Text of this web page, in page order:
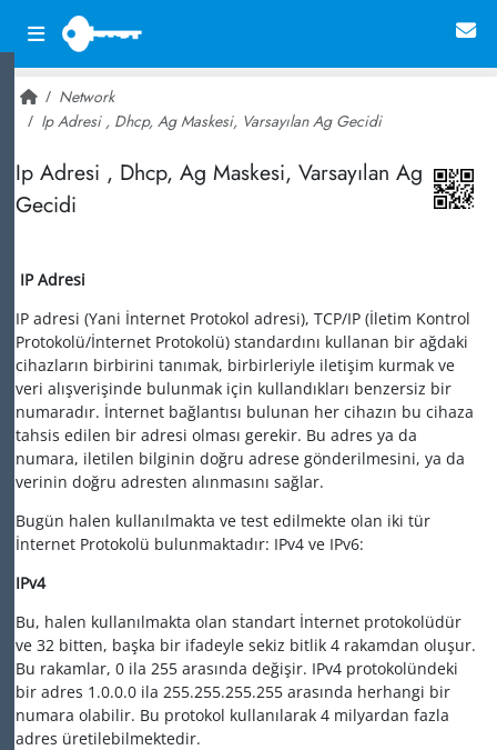
Network
Ip Adresi , Dhcp, Ag Maskesi, Varsayılan Ag Gecidi
Ip Adresi , Dhcp, Ag Maskesi, Varsayılan Ag
Gecidi
IP Adresi
IP adresi (Yani İnternet Protokol adresi), TCP/IP (İletim Kontrol
Protokolü/İnternet Protokolü) standardını kullanan bir ağdaki
cihazların birbirini tanımak, birbirleriyle iletişim kurmak ve
veri alışverişinde bulunmak için kullandıkları benzersiz bir
numaradır. İnternet bağlantısı bulunan her cihazın bu cihaza
tahsis edilen bir adresi olması gerekir. Bu adres ya da
numara, iletilen bilginin doğru adrese gönderilmesini, ya da
verinin doğru adresten alınmasını sağlar.
Bugün halen kullanılmakta ve test edilmekte olan iki tür
İnternet Protokolü bulunmaktadır: IPv4 ve IPv6:
IPv4
Bu, halen kullanılmakta olan standart İnternet protokolüdür
ve 32 bitten, başka bir ifadeyle sekiz bitlik 4 rakamdan oluşur.
Bu rakamlar, 0 ila 255 arasında değişir. IPv4 protokolündeki
bir adres 1.0.0.0 ila 255.255.255.255 arasında herhangi bir
numara olabilir. Bu protokol kullanılarak 4 milyardan fazla
adres üretilebilmektedir.